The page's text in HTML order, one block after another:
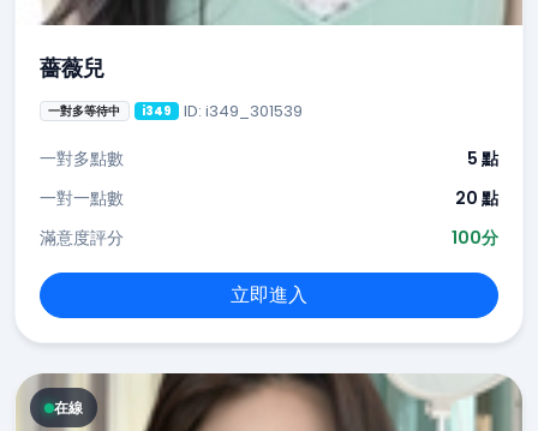
薔薇兒
一對多等待中 i349 ID: i349_301539
一對多點數
5 點
一對一點數
20 點
滿意度評分
100分
立即進入
在線